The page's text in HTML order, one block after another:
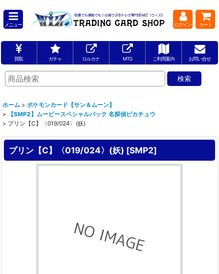
メニュー ログイン カート
買取 ガチャ ロルカナ MTG ご利用案内 お問い合せ
ホーム > ポケモンカード【サン＆ムーン】
>
【SMP2】ムービースペシャルパック 名探偵ピカチュウ
> プリン【C】〈019/024〉(妖)
プリン【C】〈019/024〉(妖) [SMP2]